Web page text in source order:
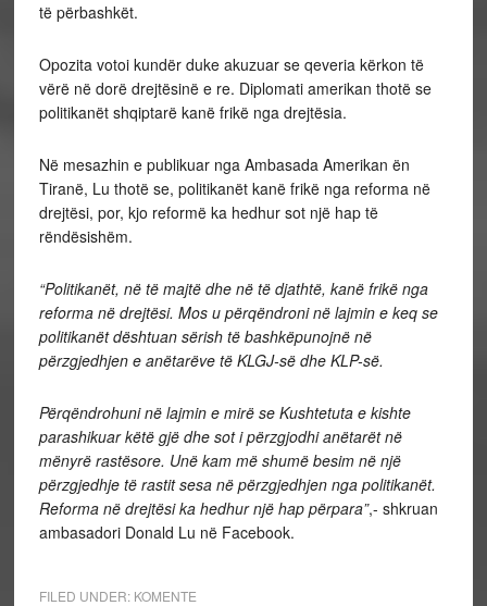
të përbashkët.
Opozita votoi kundër duke akuzuar se qeveria kërkon të
vërë në dorë drejtësinë e re. Diplomati amerikan thotë se
politikanët shqiptarë kanë frikë nga drejtësia.
Në mesazhin e publikuar nga Ambasada Amerikan ën
Tiranë, Lu thotë se, politikanët kanë frikë nga reforma në
drejtësi, por, kjo reformë ka hedhur sot një hap të
rëndësishëm.
“Politikanët, në të majtë dhe në të djathtë, kanë frikë nga
reforma në drejtësi. Mos u përqëndroni në lajmin e keq se
politikanët dështuan sërish të bashkëpunojnë në
përzgjedhjen e anëtarëve të KLGJ-së dhe KLP-së.
Përqëndrohuni në lajmin e mirë se Kushtetuta e kishte
parashikuar këtë gjë dhe sot i përzgjodhi anëtarët në
mënyrë rastësore. Unë kam më shumë besim në një
përzgjedhje të rastit sesa në përzgjedhjen nga politikanët.
Reforma në drejtësi ka hedhur një hap përpara”,- shkruan
ambasadori Donald Lu në Facebook.
FILED UNDER: KOMENTE